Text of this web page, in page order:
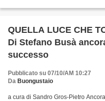
QUELLA LUCE CHE
Di Stefano Busà
successo
Pubblicato su 07/10/AM 10:27
Da Buongustaio
a cura di Sandro Gros-Pietro